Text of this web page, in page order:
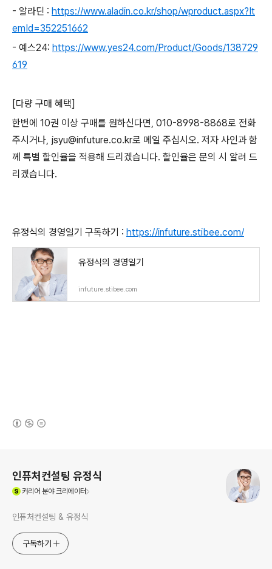
- 알라딘 : https://www.aladin.co.kr/shop/wproduct.aspx?It
emId=352251662
- 예스24: https://www.yes24.com/Product/Goods/138729
619
[다량 구매 혜택]
한번에 10권 이상 구매를 원하신다면, 010-8998-8868로 전화
주시거나, jsyu@infuture.co.kr로 메일 주십시오. 저자 사인과 함
께 특별 할인율을 적용해 드리겠습니다. 할인율은 문의 시 알려 드
리겠습니다.
유정식의 경영일기 구독하기 : https://infuture.stibee.com/
유정식의 경영일기
infuture.stibee.com
인퓨처컨설팅 유정식
커리어 분야 크리에이터
인퓨처컨설팅 & 유정식
구독하기